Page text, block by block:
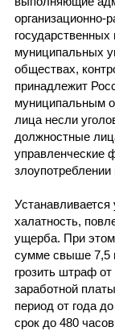
организационно-
муниципальных
обществах,
принадлежит
муниципальным
лица несли
должностные
управленческие
Устанавливается
халатность,
ущерба. При
сумме свыше 7,5
грозить штраф
заработной
период от года
срок до 480